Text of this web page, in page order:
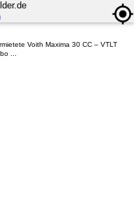
Voith Maxima 30 CC – VTLT
...